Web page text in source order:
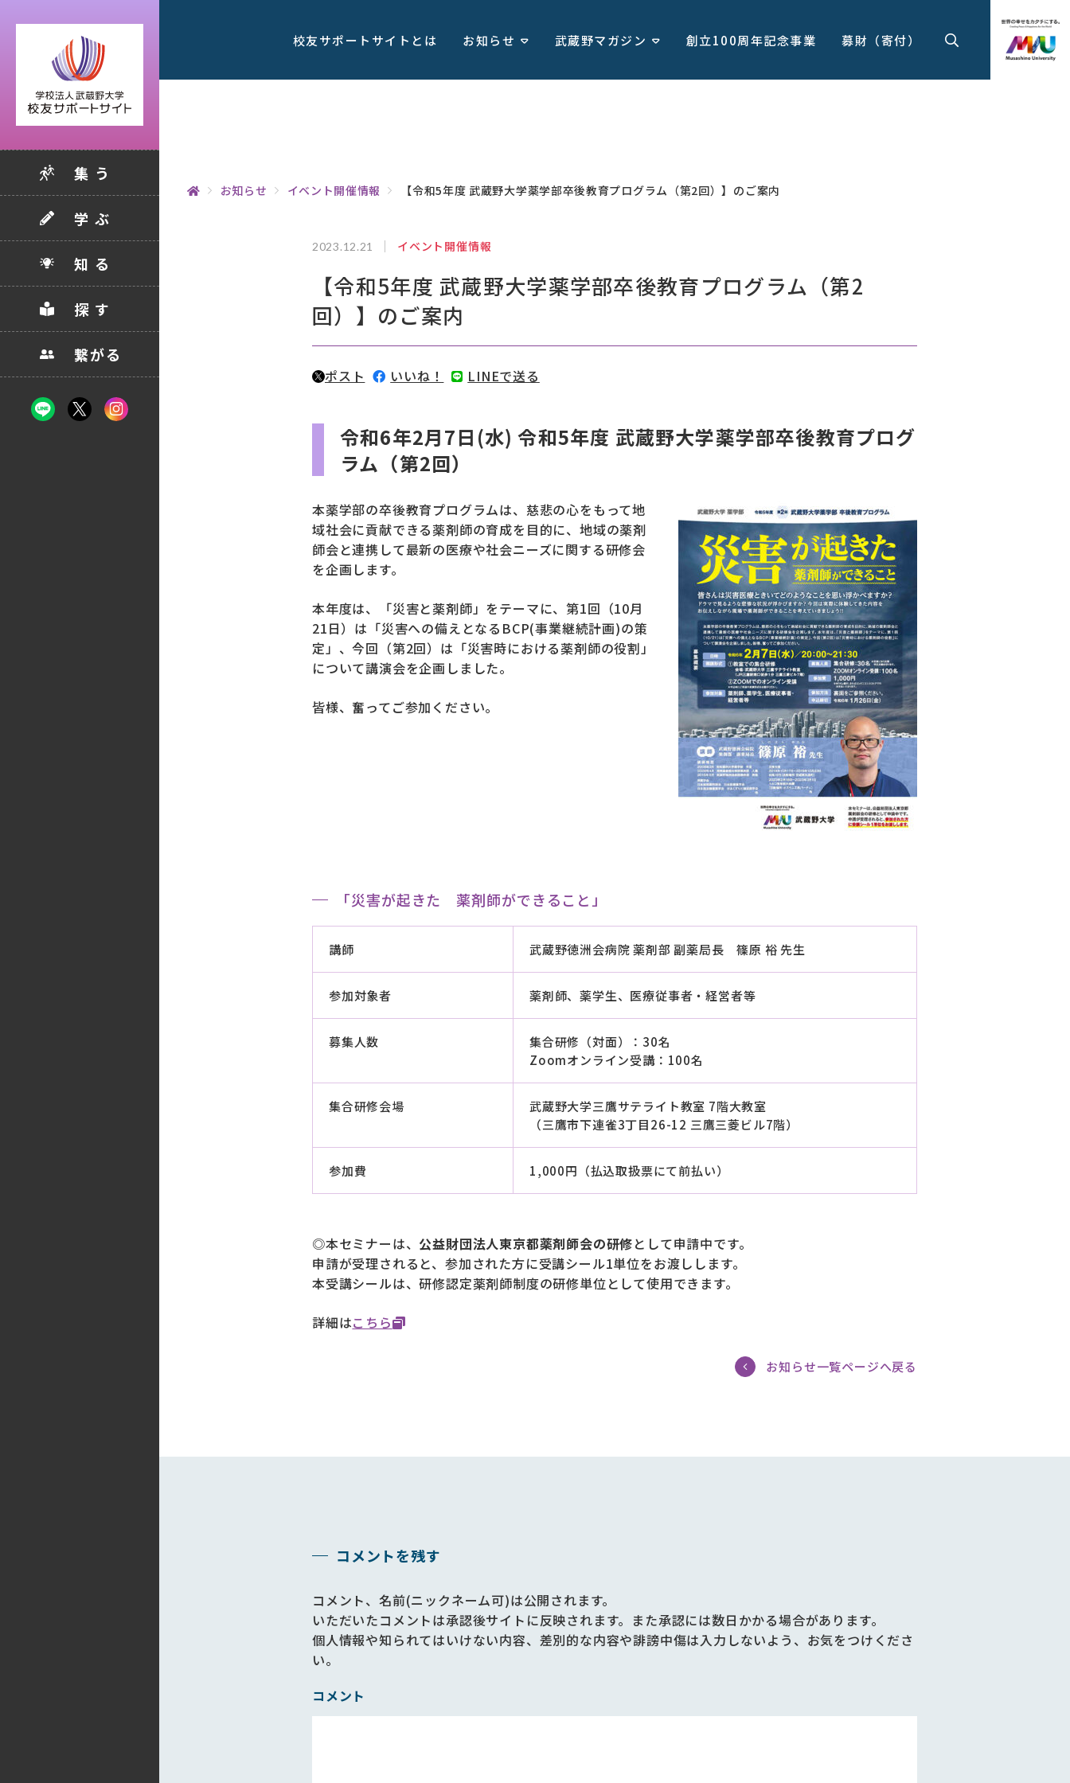
校友サポートサイトとは お知らせ 武蔵野マガジン 創立100周年記念事業 募財（寄付）
集 う
学 ぶ
知 る
探 す
繋がる
お知らせ イベント開催情報 【令和5年度 武蔵野大学薬学部卒後教育プログラム（第2回）】のご案内
2023.12.21 イベント開催情報
【令和5年度 武蔵野大学薬学部卒後教育プログラム（第2
回）】のご案内
ポスト いいね！ LINEで送る
令和6年2月7日(水) 令和5年度 武蔵野大学薬学部卒後教育プログ
ラム（第2回）
本薬学部の卒後教育プログラムは、慈悲の心をもって地
域社会に貢献できる薬剤師の育成を目的に、地域の薬剤
師会と連携して最新の医療や社会ニーズに関する研修会
を企画します。
本年度は、「災害と薬剤師」をテーマに、第1回（10月
21日）は「災害への備えとなるBCP(事業継続計画)の策
定」、今回（第2回）は「災害時における薬剤師の役割」
について講演会を企画しました。
皆様、奮ってご参加ください。
「災害が起きた 薬剤師ができること」
講師 武蔵野徳洲会病院 薬剤部 副薬局長 篠原 裕 先生
参加対象者 薬剤師、薬学生、医療従事者・経営者等
募集人数
集合研修（対面）：30名
Zoomオンライン受講：100名
集合研修会場
武蔵野大学三鷹サテライト教室 7階大教室
（三鷹市下連雀3丁目26-12 三鷹三菱ビル7階）
参加費 1,000円（払込取扱票にて前払い）
◎本セミナーは、 公益財団法人東京都薬剤師会の研修として申請中です。
申請が受理されると、参加された方に受講シール1単位をお渡しします。
本受講シールは、研修認定薬剤師制度の研修単位として使用できます。
詳細はこちら
お知らせ一覧ページへ戻る
コメントを残す
コメント、名前(ニックネーム可)は公開されます。
いただいたコメントは承認後サイトに反映されます。また承認には数日かかる場合があります。
個人情報や知られてはいけない内容、差別的な内容や誹謗中傷は入力しないよう、お気をつけくださ
い。
コメント